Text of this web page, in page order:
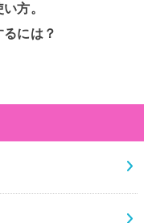
方。
には？